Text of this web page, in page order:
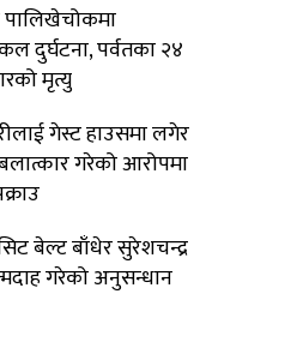
पालिखेचोकमा
दुर्घटना, पर्वतका २४
मृत्यु
गेस्ट हाउसमा लगेर
गरेको आरोपमा
सिट बेल्ट बाँधेर सुरेशचन्द्र
गरेको अनुसन्धान